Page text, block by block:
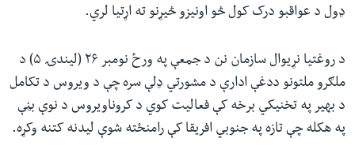
ډول د عواقبو درک کول څو اونیزو څیړنو ته اړتیا لري.
د روغتیا نړیوال سازمان نن د جمعې په ورځ نومبر ۲۶ (لیندۍ ۵) د
ملګرو ملتونو ددغې ادارې د مشورتي ډلې سره چې د ویروس د تکامل
د بهیر په تخنیکي برخه کې فعالیت کوي د کروناویروس د نوې بڼې
په هکله چې تازه په جنوبي افریقا کې رامنځته شوې لیدنه کتنه وکړه.